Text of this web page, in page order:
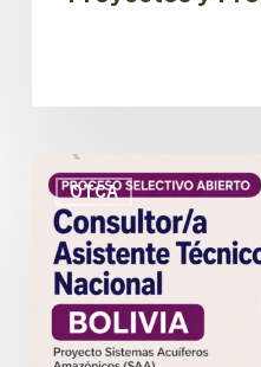
OTCA
OTCA
abre
convocatoria
para
Consultor/a
Asistente
Técnico
Nacional